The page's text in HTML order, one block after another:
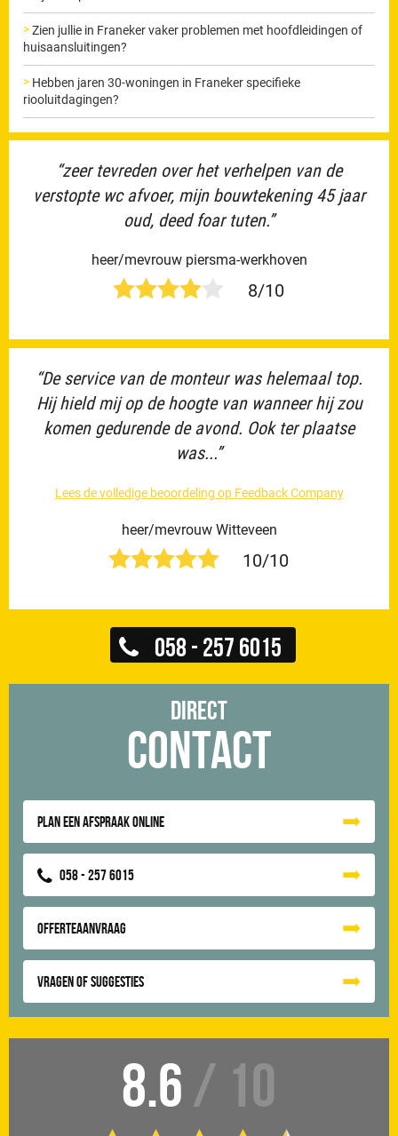
Zien jullie in Franeker vaker problemen met hoofdleidingen of
huisaansluitingen?
Hebben jaren 30-woningen in Franeker specifieke
riooluitdagingen?
“zeer tevreden over het verhelpen van de
verstopte wc afvoer, mijn bouwtekening 45 jaar
oud, deed foar tuten.”
heer/mevrouw piersma-werkhoven
8/10
“De service van de monteur was helemaal top.
Hij hield mij op de hoogte van wanneer hij zou
komen gedurende de avond. Ook ter plaatse
was...”
Lees de volledige beoordeling op Feedback Company
heer/mevrouw Witteveen
10/10
058 - 257 6015
Direct
Contact
Plan een afspraak online
058 - 257 6015
Offerteaanvraag
Vragen of suggesties
8.6 / 10